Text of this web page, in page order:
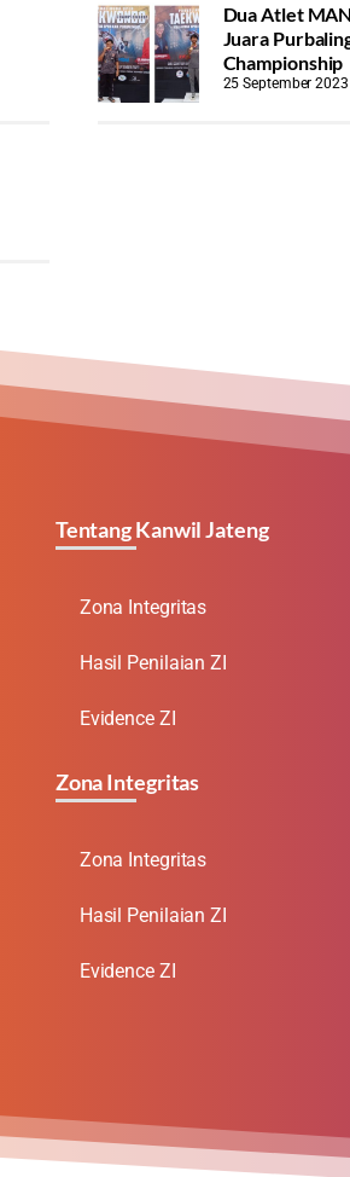
Dua Atlet
Juara
Championship
25 September 2023
Tentang Kanwil Jateng
Zona Integritas
Hasil Penilaian ZI
Evidence ZI
Zona Integritas
Zona Integritas
Hasil Penilaian ZI
Evidence ZI